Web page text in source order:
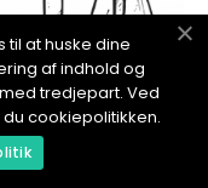
til at huske dine
af indhold og
tredjepart. Ved
cookiepolitikken.